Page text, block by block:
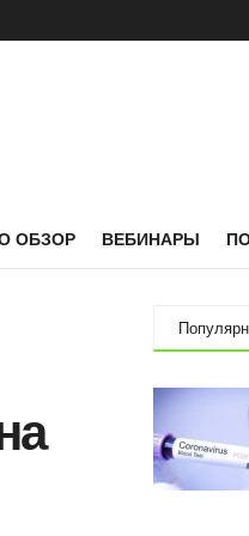
ОБЗОР ВЕБИНАРЫ